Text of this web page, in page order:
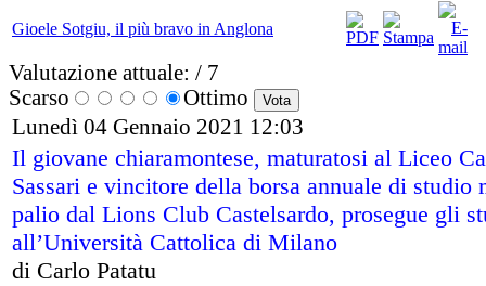
Gioele Sotgiu, il più bravo in Anglona
Valutazione attuale: / 7
Scarso
Ottimo
Lunedì 04 Gennaio 2021 12:03
Il giovane chiaramontese, maturatosi al Liceo
Sassari e vincitore della borsa annuale di studio
palio dal Lions Club Castelsardo, prosegue gli
all’Università Cattolica di Milano
di Carlo Patatu